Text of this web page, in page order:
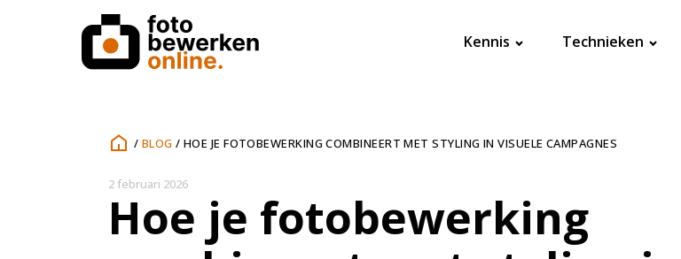
Kennis Technieken
/ BLOG / HOE JE FOTOBEWERKING COMBINEERT MET STYLING IN VISUELE CAMPAGNES
2 februari 2026
Hoe je fotobewerking